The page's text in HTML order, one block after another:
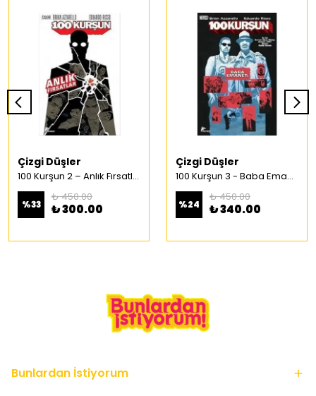
Çizgi Düşler
100 Kurşun 2 – Anlık Fırsatlar Türkçe Çizgi Roman
%33
₺ 450.00
₺ 300.00
Çizgi Düşler
100 Kurşun 3 - Baba Emaneti Türkçe Çizgi Roman
%24
₺ 450.00
₺ 340.00
Bunlardan İstiyorum